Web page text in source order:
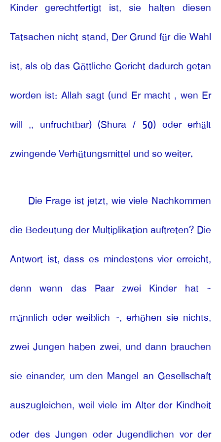
Kinder gerechtfertigt ist, sie halten diesen
Tatsachen nicht stand, Der Grund für die Wahl
ist, als ob das Göttliche Gericht dadurch getan
worden ist: Allah sagt (und Er macht , wen Er
will ,, unfruchtbar) (Shura / 50) oder erhält
zwingende Verhütungsmittel und so weiter.
Die Frage ist jetzt, wie viele Nachkommen
die Bedeutung der Multiplikation auftreten? Die
Antwort ist, dass es mindestens vier erreicht,
denn wenn das Paar zwei Kinder hat -
männlich oder weiblich -, erhöhen sie nichts,
zwei Jungen haben zwei, und dann brauchen
sie einander, um den Mangel an Gesellschaft
auszugleichen, weil viele im Alter der Kindheit
oder des Jungen oder Jugendlichen vor der